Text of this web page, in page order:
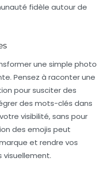
fidèle autour de
une simple photo
Pensez à raconter une
pour susciter des
des mots-clés dans
visibilité, sans pour
des emojis peut
et rendre vos